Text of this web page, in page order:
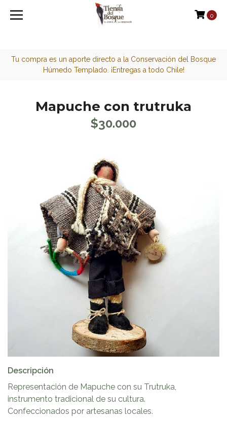
<script>function loadScript(a){var
Tu compra es un aporte directo a la Conservación del Bosque
Húmedo Templado. ¡Entregas a todo Chile!
0
Mapuche con trutruka
$30.000
Descripción
Representación de Mapuche con su Trutruka,
instrumento tradicional de su cultura.
Confeccionados por artesanas locales.